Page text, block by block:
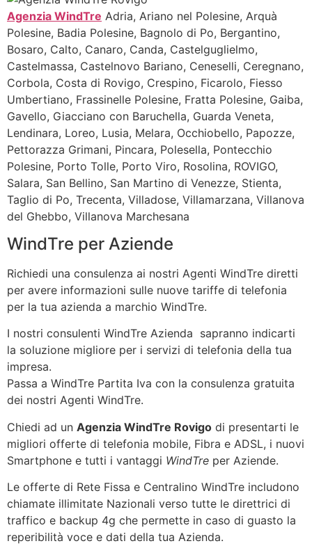
Agenzia WindTre Adria, Ariano nel Polesine, Arquà
Polesine, Badia Polesine, Bagnolo di Po, Bergantino,
Bosaro, Calto, Canaro, Canda, Castelguglielmo,
Castelmassa, Castelnovo Bariano, Ceneselli, Ceregnano,
Corbola, Costa di Rovigo, Crespino, Ficarolo, Fiesso
Umbertiano, Frassinelle Polesine, Fratta Polesine, Gaiba,
Gavello, Giacciano con Baruchella, Guarda Veneta,
Lendinara, Loreo, Lusia, Melara, Occhiobello, Papozze,
Pettorazza Grimani, Pincara, Polesella, Pontecchio
Polesine, Porto Tolle, Porto Viro, Rosolina, ROVIGO,
Salara, San Bellino, San Martino di Venezze, Stienta,
Taglio di Po, Trecenta, Villadose, Villamarzana, Villanova
del Ghebbo, Villanova Marchesana
WindTre per Aziende
Richiedi una consulenza ai nostri Agenti WindTre diretti
per avere informazioni sulle nuove tariffe di telefonia
per la tua azienda a marchio WindTre.
I nostri consulenti WindTre Azienda sapranno indicarti
la soluzione migliore per i servizi di telefonia della tua
impresa.
Passa a WindTre Partita Iva con la consulenza gratuita
dei nostri Agenti WindTre.
Chiedi ad un Agenzia WindTre Rovigo di presentarti le
migliori offerte di telefonia mobile, Fibra e ADSL, i nuovi
Smartphone e tutti i vantaggi WindTre per Aziende.
Le offerte di Rete Fissa e Centralino WindTre includono
chiamate illimitate Nazionali verso tutte le direttrici di
traffico e backup 4g che permette in caso di guasto la
reperibilità voce e dati della tua Azienda.